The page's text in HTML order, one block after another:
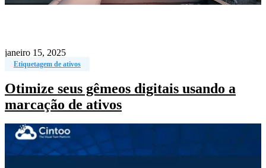
janeiro 15, 2025
Etiquetagem de ativos
Otimize seus gêmeos digitais usando a
marcação de ativos